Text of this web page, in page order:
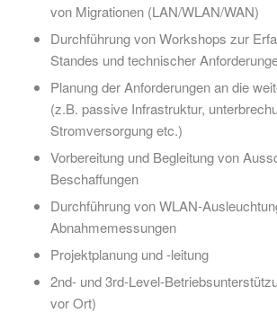
von Migrationen (LAN/WLAN/WAN)
Durchführung von Workshops zur
Standes und technischer
Planung der Anforderungen an die
(z.B. passive Infrastruktur,
Stromversorgung etc.)
Vorbereitung und Begleitung von
Beschaffungen
Durchführung von WLAN-
Abnahmemessungen
Projektplanung und -leitung
2nd- und 3rd-Level-
vor Ort)